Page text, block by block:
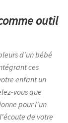
outil
d'un bébé
ces
enfant un
vous que
pour l'un
de votre